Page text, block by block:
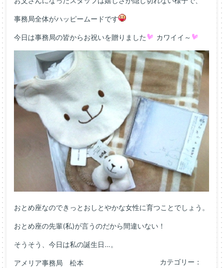
事務局全体がハッピームードです
今日は事務局の皆からお祝いを贈りました カワイイ～
おとめ座なのできっとおしとやかな女性に育つことでしょう。
おとめ座の先輩(私)が言うのだから間違いない！
そうそう、今日は私の誕生日…。
アメリア事務局 松本
カテゴリー：